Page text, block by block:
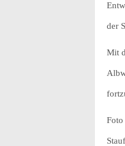
der
Mit